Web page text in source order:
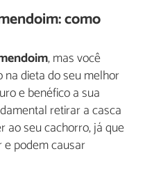
como
, mas você
dieta do seu melhor
e benéfico a sua
retirar a casca
ao seu cachorro, já que
e podem causar